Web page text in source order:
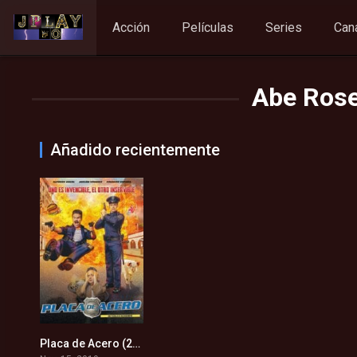
Acción Películas Series
Abe
Añadido recientemente
5.6Placa de Acero (2019)